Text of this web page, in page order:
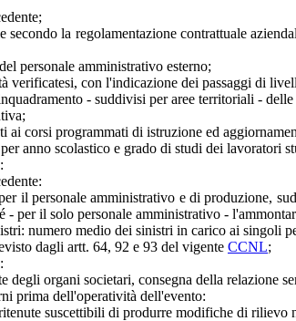
la regolamentazione contrattuale
personale amministrativo esterno;
verificatesi, con l'indicazione dei passaggi di
- suddivisi per aree territoriali -
ai corsi programmati di istruzione ed
anno scolastico e grado di studi dei lavoratori
il personale amministrativo e di produzione,
- per il solo personale amministrativo -
numero medio dei sinistri in carico ai singoli
dagli artt. 64, 92 e 93 del vigente CCNL;
degli organi societari, consegna della relazione
prima dell'operatività dell'evento:
suscettibili di produrre modifiche di rilievo